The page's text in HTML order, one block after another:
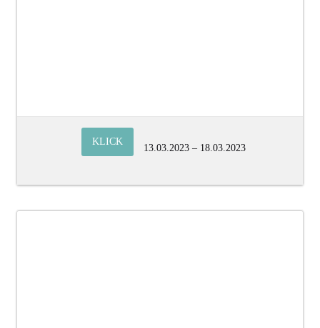
KLICK
13.03.2023 – 18.03.2023